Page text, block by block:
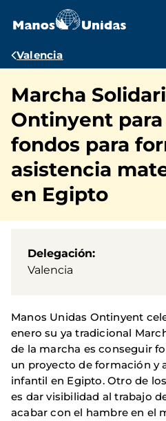
contenido
Ruta
navegación
Valencia
Marcha
Ontinyent
fondos para
asistencia
en Egipto
Delegación
Valencia
Manos Unidas Ontinyent
enero su ya tradicional
de la marcha es conseguir
un proyecto de formación y
infantil en Egipto. Otro de
es dar visibilidad al trabajo
acabar con el hambre en el